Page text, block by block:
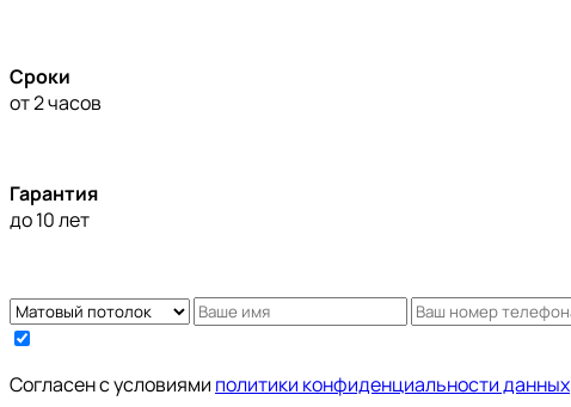
Сроки
от 2 часов
Гарантия
до 10 лет
Cогласен с условиями политики конфиденциальности данных